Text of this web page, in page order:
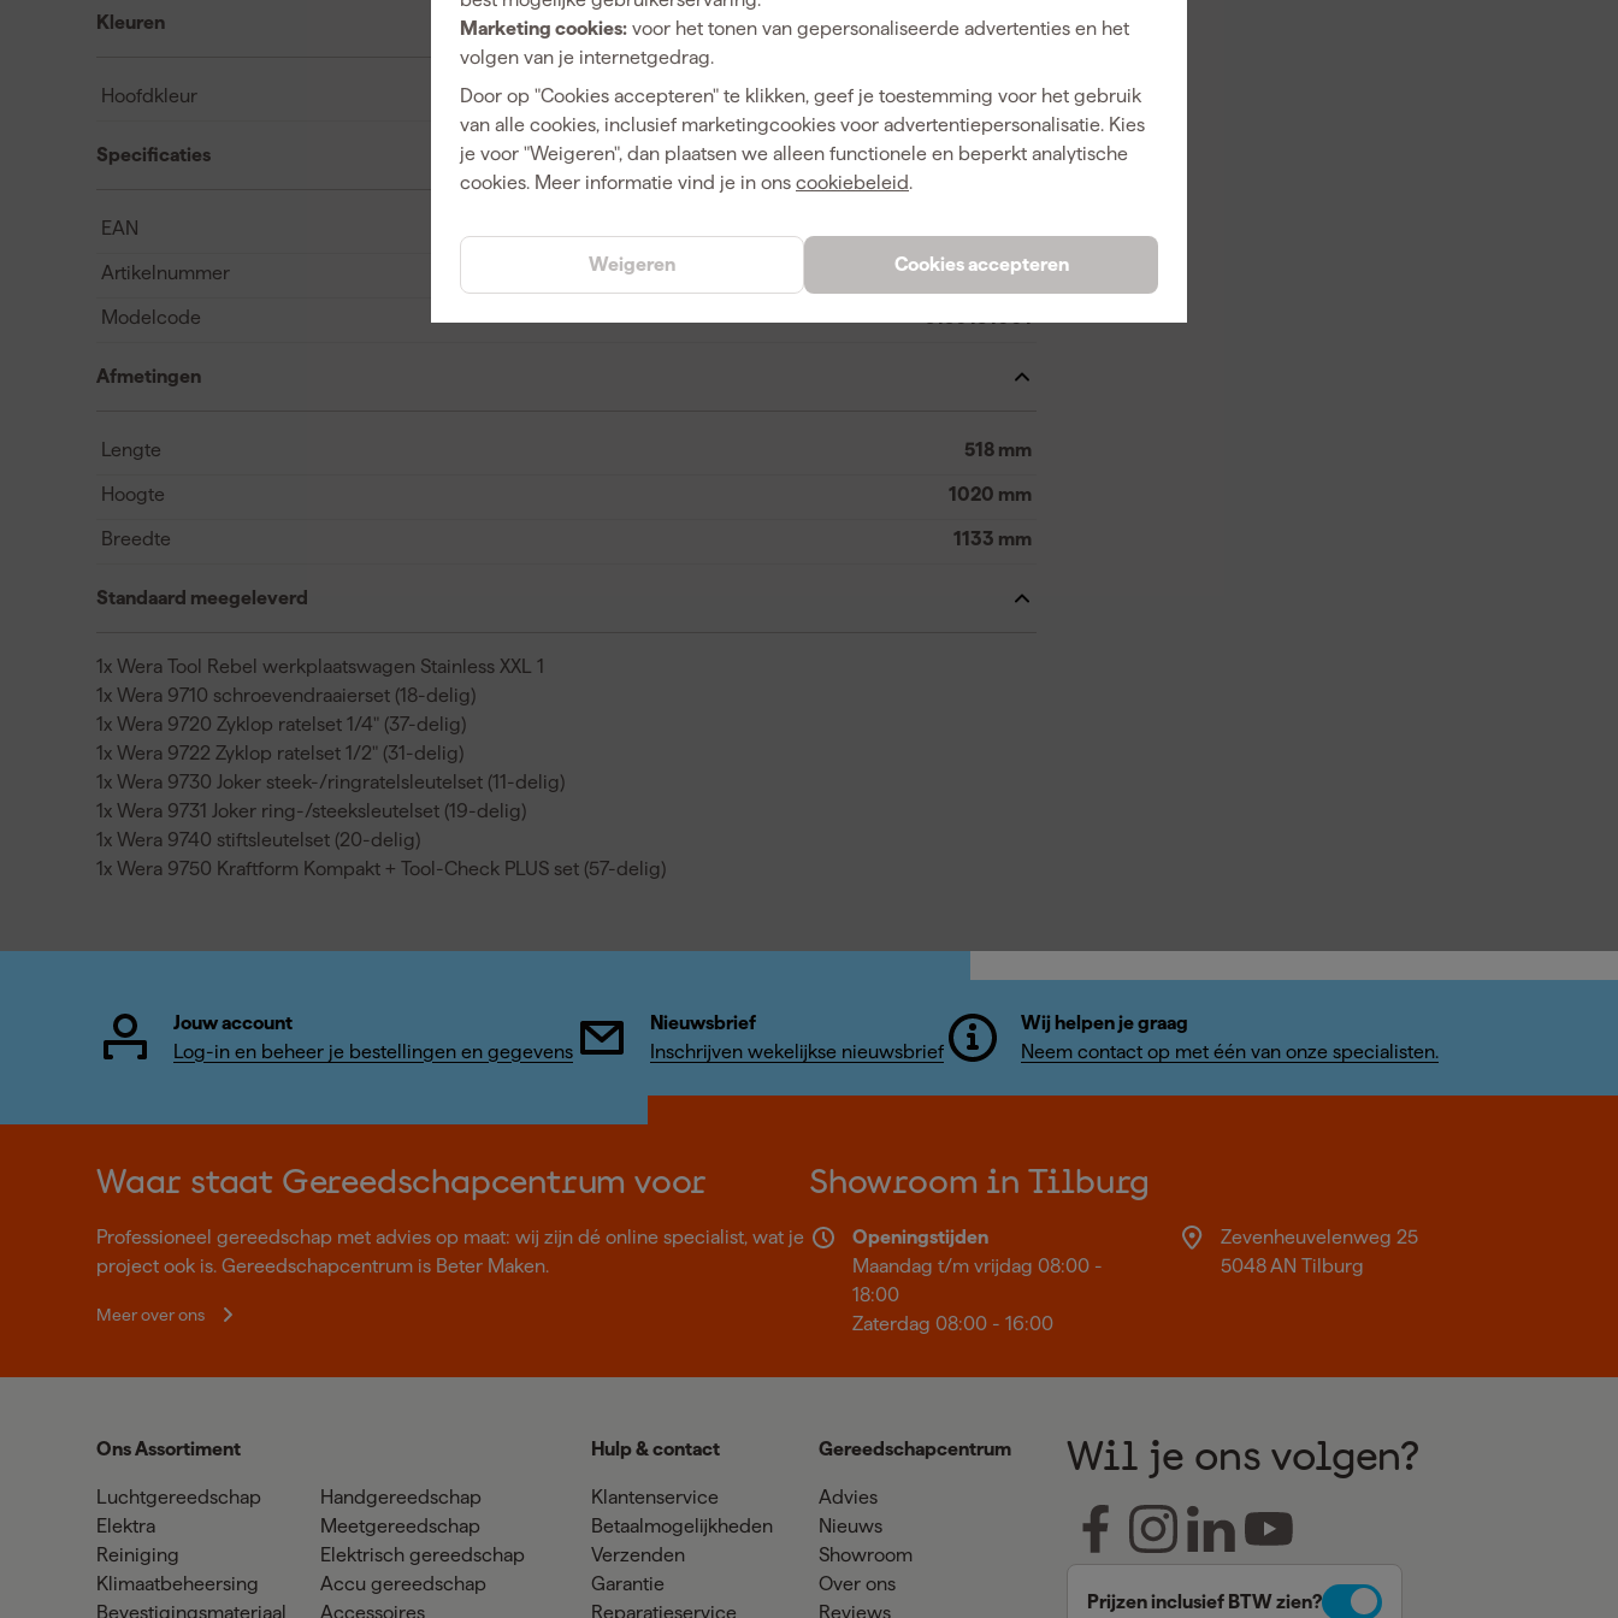
Marketing cookies: voor het tonen van gepersonaliseerde advertenties en het
volgen van je internetgedrag.
Door op "Cookies accepteren" te klikken, geef je toestemming voor het gebruik
van alle cookies, inclusief marketingcookies voor advertentiepersonalisatie. Kies
je voor "Weigeren", dan plaatsen we alleen functionele en beperkt analytische
cookies. Meer informatie vind je in ons cookiebeleid.
Cookies accepteren
Weigeren
Kleuren
Hoofdkleur Zwart
Specificaties
EAN
Artikelnummer 423042
Modelcode
Afmetingen
Lengte 518 mm
Hoogte 1020 mm
Breedte 1133 mm
Standaard meegeleverd
1x Wera Tool Rebel werkplaatswagen Stainless XXL 1
1x Wera 9710 schroevendraaierset (18-delig)
1x Wera 9720 Zyklop ratelset 1/4" (37-delig)
1x Wera 9722 Zyklop ratelset 1/2" (31-delig)
1x Wera 9730 Joker steek-/ringratelsleutelset (11-delig)
1x Wera 9731 Joker ring-/steeksleutelset (19-delig)
1x Wera 9740 stiftsleutelset (20-delig)
1x Wera 9750 Kraftform Kompakt + Tool-Check PLUS set (57-delig)
Jouw account
Log-in en beheer je bestellingen en gegevens
Nieuwsbrief
Inschrijven wekelijkse nieuwsbrief
Wij helpen je graag
Neem contact op met één van onze specialisten.
Waar staat Gereedschapcentrum voor
Professioneel gereedschap met advies op maat: wij zijn dé online specialist, wat je
project ook is. Gereedschapcentrum is Beter Maken.
Meer over ons
Showroom in Tilburg
Openingstijden
Maandag t/m vrijdag 08:00 -
18:00
Zaterdag 08:00 - 16:00
Zevenheuvelenweg 25
5048 AN Tilburg
Ons Assortiment
Luchtgereedschap
Elektra
Reiniging
Klimaatbeheersing
Bevestigingsmateriaal
Handgereedschap
Meetgereedschap
Elektrisch gereedschap
Accu gereedschap
Accessoires
Hulp & contact
Klantenservice
Betaalmogelijkheden
Verzenden
Garantie
Reparatieservice
Gereedschapcentrum
Advies
Nieuws
Showroom
Over ons
Reviews
Wil je ons volgen?
Prijzen inclusief BTW zien?